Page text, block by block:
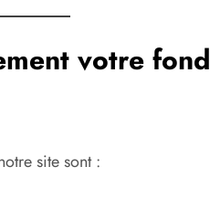
votre fond
site sont :